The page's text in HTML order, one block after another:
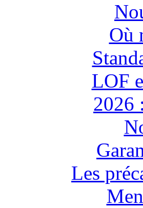
Où
LOF
2026
Les